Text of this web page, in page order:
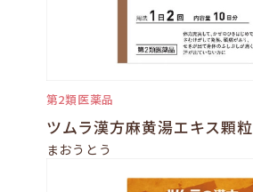
第2類医薬品
ツムラ漢方麻黄湯エキス顆粒
まおうとう